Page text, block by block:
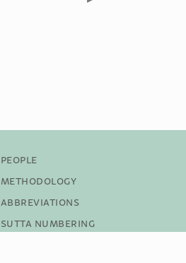
People
Methodology
Abbreviations
Sutta Numbering